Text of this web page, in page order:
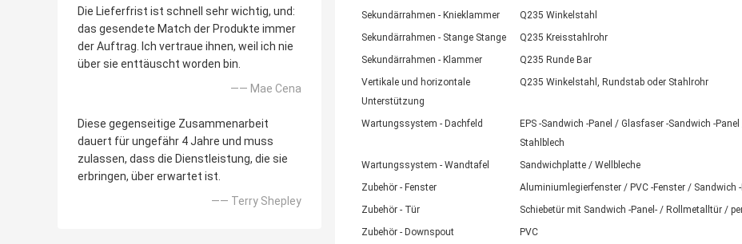
Die Lieferfrist ist schnell sehr wichtig, und:
das gesendete Match der Produkte immer
der Auftrag. Ich vertraue ihnen, weil ich nie
über sie enttäuscht worden bin.
—— Mae Cena
Diese gegenseitige Zusammenarbeit
dauert für ungefähr 4 Jahre und muss
zulassen, dass die Dienstleistung, die sie
erbringen, über erwartet ist.
—— Terry Shepley
Sekundärrahmen - Knieklammer
Q235 Winkelstahl
Sekundärrahmen - Stange Stange
Q235 Kreisstahlrohr
Sekundärrahmen - Klammer
Q235 Runde Bar
Vertikale und horizontale
Unterstützung
Q235 Winkelstahl, Rundstab oder Stahlrohr
Wartungssystem - Dachfeld
EPS -Sandwich -Panel / Glasfaser -Sandwich -
Stahlblech
Wartungssystem - Wandtafel
Sandwichplatte / Wellbleche
Zubehör - Fenster
Aluminiumlegierfenster / PVC -Fenster / Sandwich
Zubehör - Tür
Schiebetür mit Sandwich -Panel- / Rollmetalltür /
Zubehör - Downspout
PVC